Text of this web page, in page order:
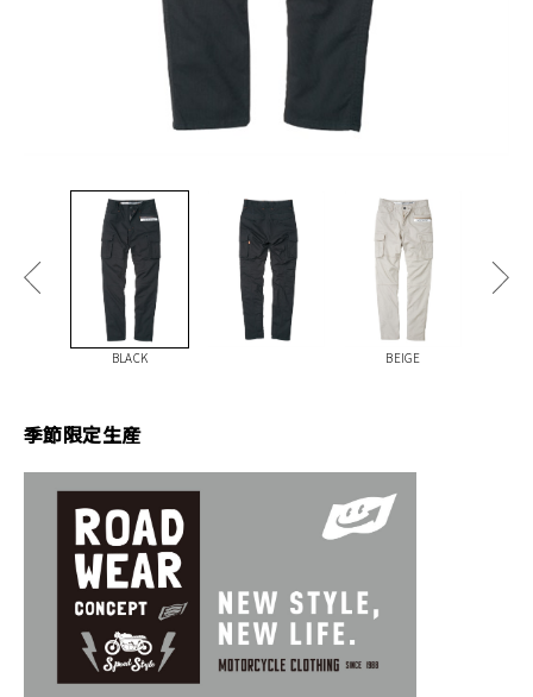
BLACK BEIGE
季節限定生産